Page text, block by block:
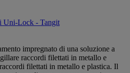
Uni-Lock - Tangit
impregnato di una soluzione a
raccordi filettati in metallo e
filettati in metallo e plastica. Il